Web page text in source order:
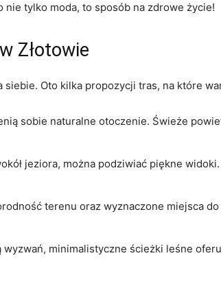
nie tylko moda, to ‌sposób na‌ zdrowe życie!
Złotowie
⁤siebie. Oto kilka propozycji ​tras, na które​
sobie naturalne‍ otoczenie. Świeże​
jeziora,⁣ można ‌podziwiać piękne
terenu oraz ⁣wyznaczone miejsca
wyzwań, minimalistyczne ścieżki leśne